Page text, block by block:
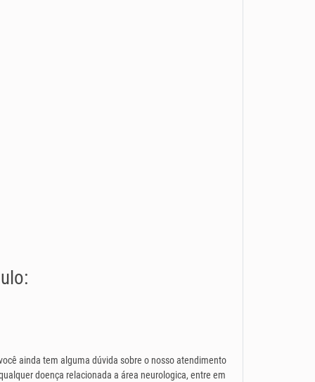
ainda tem alguma dúvida sobre o nosso atendimento
doença relacionada a área neurologica, entre em